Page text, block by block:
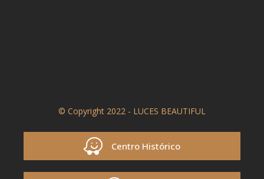
© Copyright 2022 - LUCES BEAUTIFUL
Centro Histórico